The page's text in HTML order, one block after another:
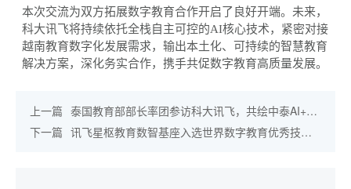
本次交流为双方拓展数字教育合作开启了良好开端。 未来，
科大讯飞将持续依托全栈自主可控的AI核心技术，紧密对接
越南教育数字化发展需求，输出本土化、可持续的智慧教育
解决方案，深化务实合作，携手共促数字教育高质量发展。
上一篇 泰国教育部部长率团参访科大讯飞，共绘中泰AI+教
育合作新篇章
下一篇 讯飞星枢教育数智基座入选世界数字教育优秀技术